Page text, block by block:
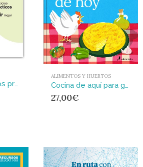
Eutonía : ejercicios prácticos para vivir mejor
ALIMENTOS Y HUERTOS
Cocina de aquí para gente de hoy
27,00€